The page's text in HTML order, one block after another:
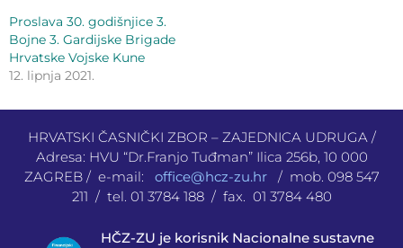
Proslava 30. godišnjice 3.
Bojne 3. Gardijske Brigade
Hrvatske Vojske Kune
12. lipnja 2021.
HRVATSKI ČASNIČKI ZBOR – ZAJEDNICA UDRUGA /
Adresa: HVU “Dr.Franjo Tuđman” Ilica 256b, 10 000
ZAGREB / e-mail: office@hcz-zu.hr
/ mob. 098 547
211 / tel. 01 3784 188 / fax. 01 3784 480
HČZ-ZU je korisnik Nacionalne sustavne